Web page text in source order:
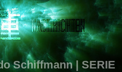
Schiffmann | SERIE